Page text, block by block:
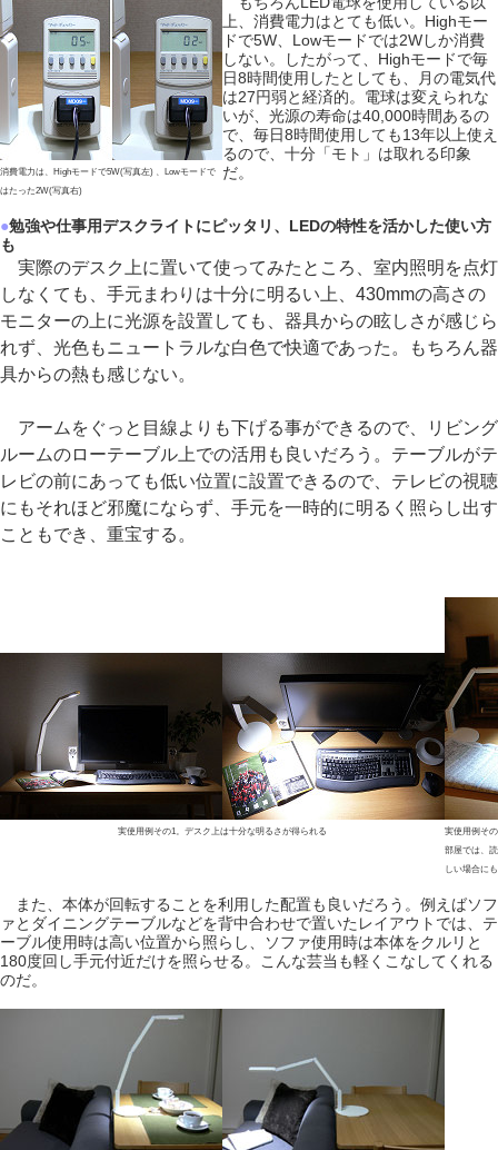
消費電力は、Highモードで5W(写真左) 、Lowモードで
はたった2W(写真右)
上、消費電力はとても低い。Highモー
ドで5W、Lowモードでは2Wしか消費
しない。したがって、Highモードで毎
日8時間使用したとしても、月の電気代
は27円弱と経済的。電球は変えられな
いが、光源の寿命は40,000時間あるの
で、毎日8時間使用しても13年以上使え
るので、十分「モト」は取れる印象
だ。
●勉強や仕事用デスクライトにピッタリ、LEDの特性を活かした使い方
も
実際のデスク上に置いて使ってみたところ、室内照明を点灯
しなくても、手元まわりは十分に明るい上、430mmの高さの
モニターの上に光源を設置しても、器具からの眩しさが感じら
れず、光色もニュートラルな白色で快適であった。もちろん器
具からの熱も感じない。
アームをぐっと目線よりも下げる事ができるので、リビング
ルームのローテーブル上での活用も良いだろう。テーブルがテ
レビの前にあっても低い位置に設置できるので、テレビの視聴
にもそれほど邪魔にならず、手元を一時的に明るく照らし出す
こともでき、重宝する。
実使用例その1。デスク上は十分な明るさが得られる
実使用例そ
部屋では、
しい場合に
また、本体が回転することを利用した配置も良いだろう。例えばソフ
ァとダイニングテーブルなどを背中合わせで置いたレイアウトでは、テ
ーブル使用時は高い位置から照らし、ソファ使用時は本体をクルリと
180度回し手元付近だけを照らせる。こんな芸当も軽くこなしてくれる
のだ。